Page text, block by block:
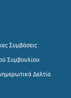
Συμβάσεις
Συμβουλίου
Δελτία